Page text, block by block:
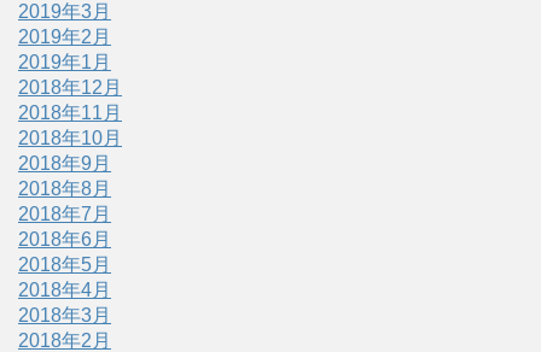
2019年3月
2019年2月
2019年1月
2018年12月
2018年11月
2018年10月
2018年9月
2018年8月
2018年7月
2018年6月
2018年5月
2018年4月
2018年3月
2018年2月